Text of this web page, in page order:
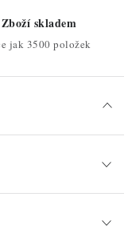
Zboží skladem
jak 3500 položek